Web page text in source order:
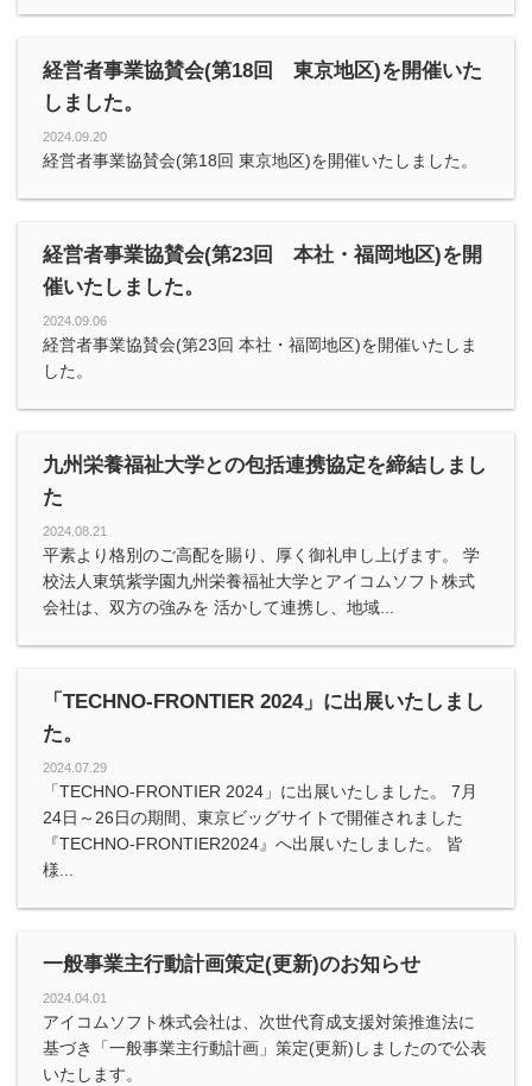
経営者事業協賛会(第18回 東京地区)を開催いた
しました。
2024.09.20
経営者事業協賛会(第18回 東京地区)を開催いたしました。
経営者事業協賛会(第23回 本社・福岡地区)を開
催いたしました。
2024.09.06
経営者事業協賛会(第23回 本社・福岡地区)を開催いたしま
した。
九州栄養福祉大学との包括連携協定を締結しまし
た
2024.08.21
平素より格別のご高配を賜り、厚く御礼申し上げます。 学
校法人東筑紫学園九州栄養福祉大学とアイコムソフト株式
会社は、双方の強みを 活かして連携し、地域...
「TECHNO-FRONTIER 2024」に出展いたしまし
た。
2024.07.29
「TECHNO-FRONTIER 2024」に出展いたしました。 7月
24日～26日の期間、東京ビッグサイトで開催されました
『TECHNO-FRONTIER2024』へ出展いたしました。 皆
様...
一般事業主行動計画策定(更新)のお知らせ
2024.04.01
アイコムソフト株式会社は、次世代育成支援対策推進法に
基づき「一般事業主行動計画」策定(更新)しましたので公表
いたします。